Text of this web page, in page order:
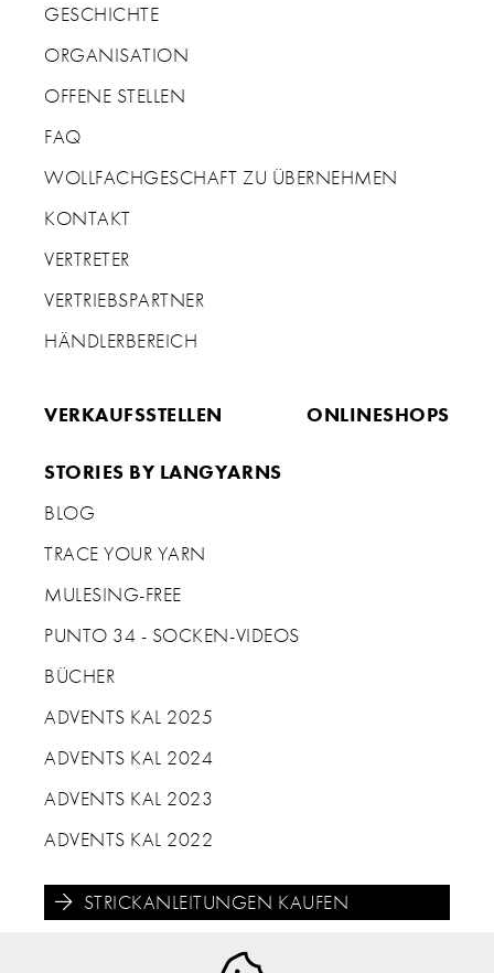
GESCHICHTE
ORGANISATION
OFFENE STELLEN
FAQ
WOLLFACHGESCHAFT ZU ÜBERNEHMEN
KONTAKT
VERTRETER
VERTRIEBSPARTNER
HÄNDLERBEREICH
VERKAUFSSTELLEN ONLINESHOPS
STORIES BY LANGYARNS
BLOG
TRACE YOUR YARN
MULESING-FREE
PUNTO 34 - SOCKEN-VIDEOS
BÜCHER
ADVENTS KAL 2025
ADVENTS KAL 2024
ADVENTS KAL 2023
ADVENTS KAL 2022
STRICKANLEITUNGEN KAUFEN